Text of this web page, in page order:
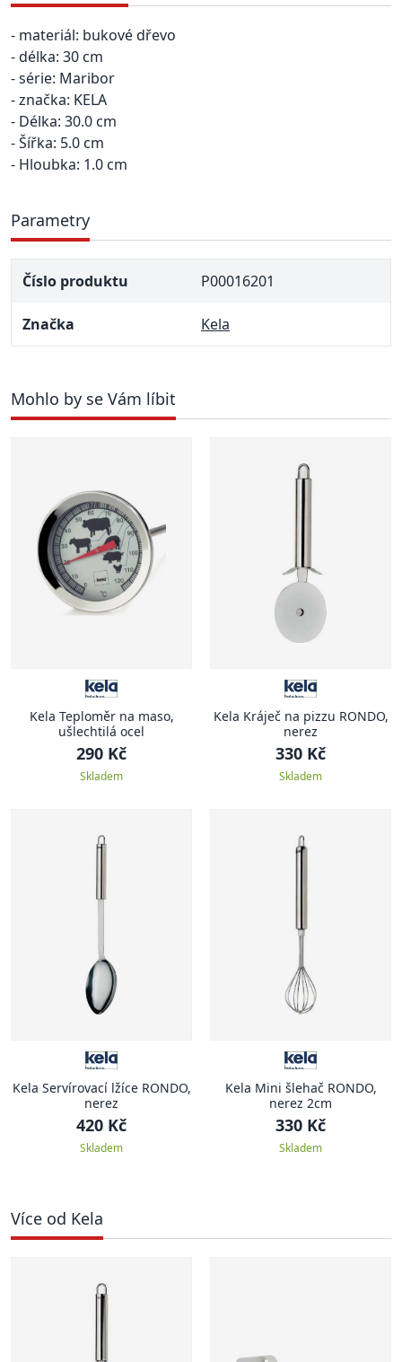
- materiál: bukové dřevo
- délka: 30 cm
- série: Maribor
- značka: KELA
- Délka: 30.0 cm
- Šířka: 5.0 cm
- Hloubka: 1.0 cm
Parametry
Číslo produktu P00016201
Značka Kela
Mohlo by se Vám líbit
Kela Teploměr na maso,
ušlechtilá ocel
290 Kč
Skladem
Kela Kráječ na pizzu RONDO,
nerez
330 Kč
Skladem
Kela Servírovací lžíce RONDO,
nerez
420 Kč
Skladem
Kela Mini šlehač RONDO,
nerez 2cm
330 Kč
Skladem
Více od Kela